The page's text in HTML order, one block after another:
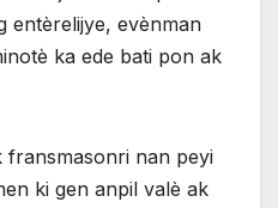
entèrelijye, evènman
ka ede bati pon ak
nan peyi
ki gen anpil valè ak